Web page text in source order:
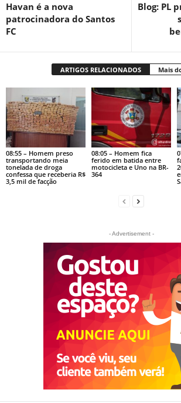
Havan é a nova
patrocinadora do Santos
FC
Blog: PL
ARTIGOS RELACIONADOS Mais
08:55 – Homem preso
transportando meia
tonelada de droga
confessa que receberia R$
3,5 mil de facção
08:05 – Homem fica
ferido em batida entre
motocicleta e Uno na BR-
364
- Advertisement -